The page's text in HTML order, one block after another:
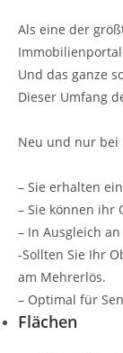
Als eine der
Und das ganze
Dieser Umfang
Neu und nur bei
– Sie erhalten
– Sie können ihr
– In Ausgleich
-Sollten Sie Ihr
am Mehrerlös.
– Optimal für
Flächen